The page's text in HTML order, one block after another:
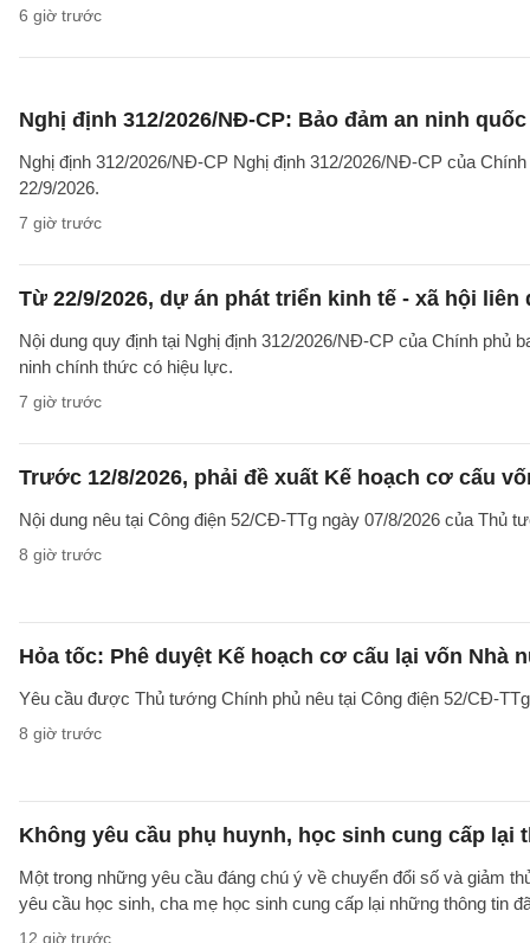
6 giờ trước
Nghị định 312/2026/NĐ-CP: Bảo đảm an ninh
Nghị định 312/2026/NĐ-CP Nghị định 312/2026/NĐ-CP của
22/9/2026.
7 giờ trước
Từ 22/9/2026, dự án phát triển kinh tế - xã hội
Nội dung quy định tại Nghị định 312/2026/NĐ-CP của Chính phủ
ninh chính thức có hiệu lực.
7 giờ trước
Trước 12/8/2026, phải đề xuất Kế hoạch cơ cấu
Nội dung nêu tại Công điện 52/CĐ-TTg ngày 07/8/2026 của Thủ
8 giờ trước
Hỏa tốc: Phê duyệt Kế hoạch cơ cấu lại vốn Nhà
Yêu cầu được Thủ tướng Chính phủ nêu tại Công điện 52/CĐ-
8 giờ trước
Không yêu cầu phụ huynh, học sinh cung cấp lại
Một trong những yêu cầu đáng chú ý về chuyển đổi số và giảm
yêu cầu học sinh, cha mẹ học sinh cung cấp lại những thông tin
12 giờ trước